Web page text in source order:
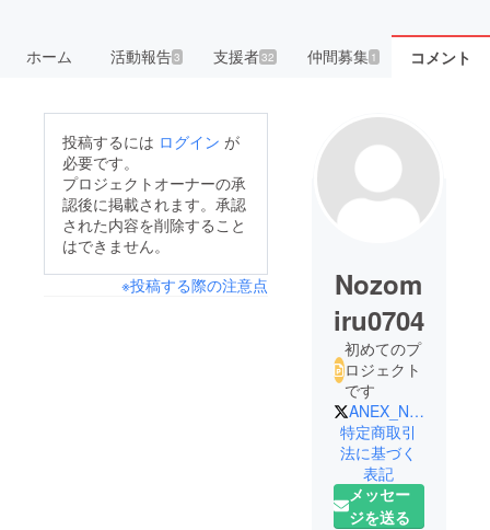
ホーム 活動報告3 支援者32 仲間募集 1 コメント
投稿するには ログイン が
必要です。
プロジェクトオーナーの承
認後に掲載されます。承認
された内容を削除すること
はできません。
※投稿する際の注意点
Nozom
iru0704
初めてのプ
ロジェクト
です
ANEX_Nozomin
特定商取引
法に基づく
表記
メッセー
ジを送る